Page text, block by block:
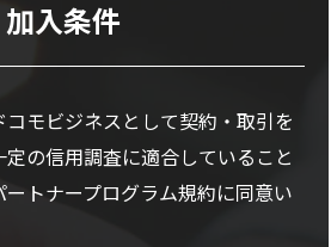
加入条件
モビジネスとして契約・取引を
の信用調査に適合していること
ートナープログラム規約に同意い